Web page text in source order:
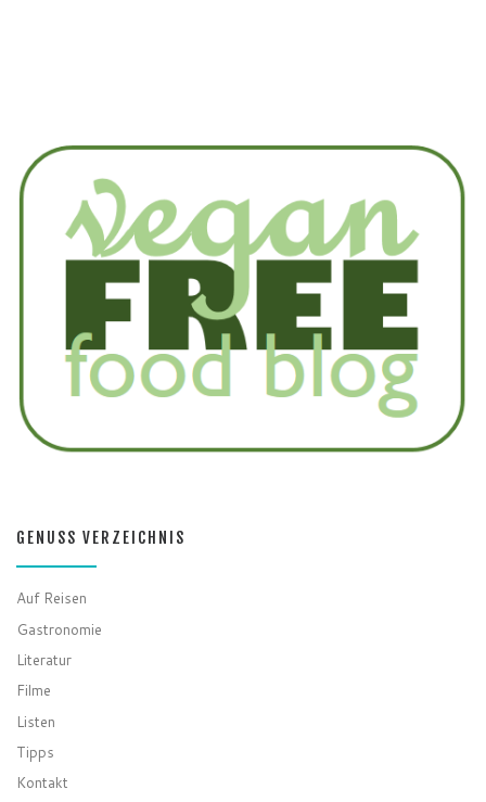
GENUSS VERZEICHNIS
Auf Reisen
Gastronomie
Literatur
Filme
Listen
Tipps
Kontakt